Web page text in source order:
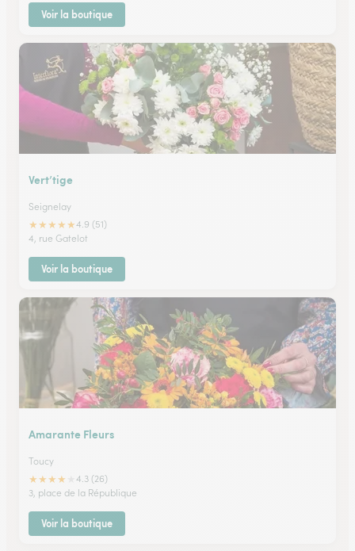
Voir la boutique
Vert’tige
Seignelay
★★★★★4.9 (51)
4, rue Gatelot
Voir la boutique
Amarante Fleurs
Toucy
★★★★
4.3 (26)
3, place de la République
Voir la boutique